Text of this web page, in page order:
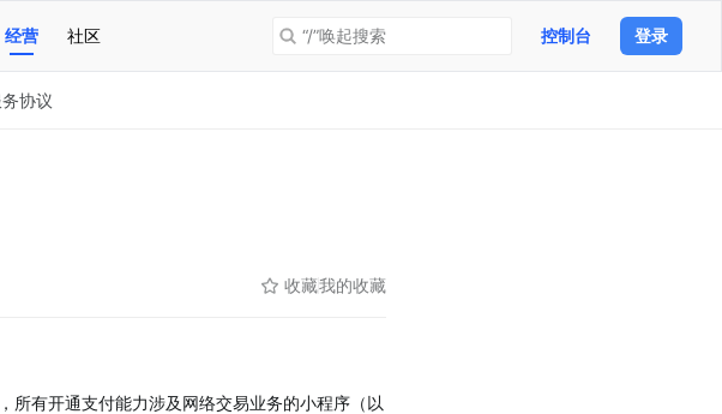
经营 社区 “/”唤起搜索 控制台 登录
协议
收藏我的收藏
所有开通支付能力涉及网络交易业务的小程序（以